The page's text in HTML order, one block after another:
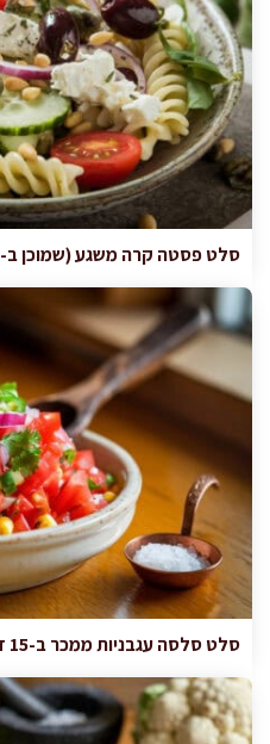
סלט פסטה קרה משגע (שמוכן ב-25 דקות ולמקרר)
סלט סלסה עגבניות ממכר ב-15 דקות, בלי מעבד מזון